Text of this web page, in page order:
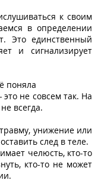
к своим
в определении
Это единственный
и сигнализирует
поняла
не совсем так. На
всегда.
унижение или
след в теле.
челюсть, кто-то
кто-то не может